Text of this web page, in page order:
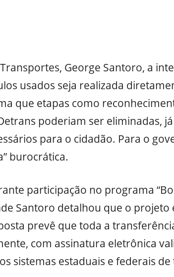
George Santoro, a
usados seja realizada
que etapas como
poderiam ser eliminadas,
para o cidadão. Para o
burocrática.
participação no programa
Santoro detalhou que o projeto
prevê que toda a
com assinatura eletrônica
sistemas estaduais e federais